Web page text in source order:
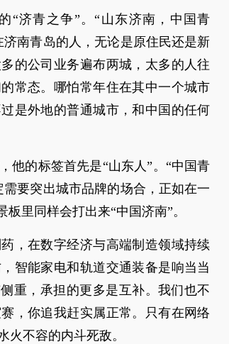
“济青之争”。“山东济南，中国青
南青岛的人，无论是原住民还是新
的公司业务遍布两城，太多的人往
常态。哪怕常年住在其中一个城市
是外地的普通城市，和中国的任何
他的标签首先是“山东人”。“中国青
要突出城市品牌的场合，正如在一
里同样会打出来“中国济南”。
，在数字经济与高端制造领域持续
智能家电和轨道交通装备是响当当
重，承担的更多是互补。我们也不
，你追我赶实属正常。只有在网络
火不容的内斗死敌。